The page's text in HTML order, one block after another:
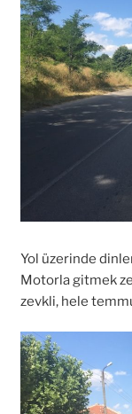
Yol üzerinde
Motorla gitmek
zevkli, hele